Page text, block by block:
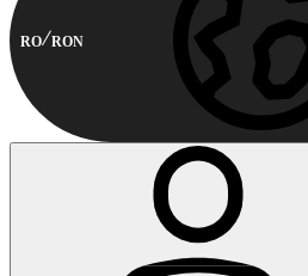
RO RON